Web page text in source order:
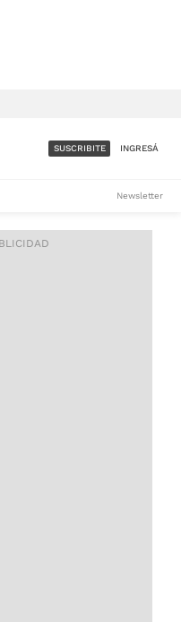
- $1.800/MES
SUSCRIBITE INGRESÁ
Newsletter